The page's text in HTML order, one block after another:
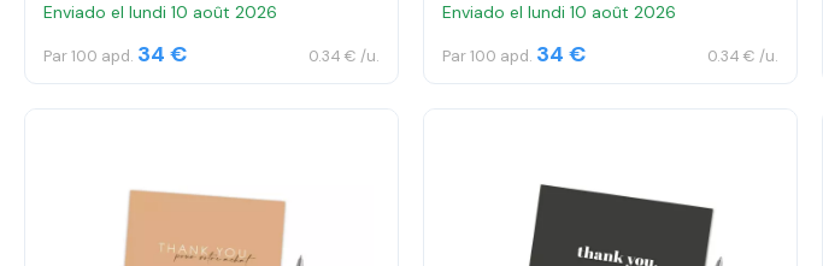
Enviado el lundi 10 août 2026
Par 100 apd. 34 € 0.34 € /u.
Enviado el lundi 10 août 2026
Par 100 apd. 34 € 0.34 € /u.